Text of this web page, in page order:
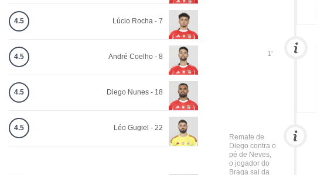
4.5 Lúcio Rocha - 7
4.5 André Coelho - 8
4.5 Diego Nunes - 18
4.5 Léo Gugiel - 22
1'
Remate de
Diego contra o
pé de Neves,
o jogador do
Braga sai da